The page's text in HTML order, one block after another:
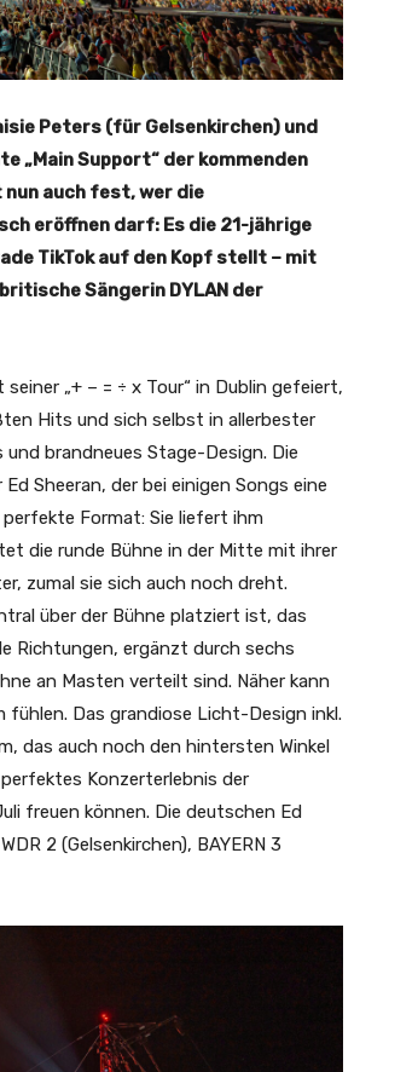
Peters (für Gelsenkirchen) und
„Main Support“ der kommenden
auch fest, wer die
eröffnen darf: Es die 21-jährige
TikTok auf den Kopf stellt – mit
Sängerin DYLAN der
„+ – = ÷ x Tour“ in Dublin gefeiert,
Hits und sich selbst in allerbester
brandneues Stage-Design. Die
Sheeran, der bei einigen Songs eine
Format: Sie liefert ihm
die runde Bühne in der Mitte mit ihrer
zumal sie sich auch noch dreht.
über der Bühne platziert ist, das
Richtungen, ergänzt durch sechs
an Masten verteilt sind. Näher kann
Das grandiose Licht-Design inkl.
das auch noch den hintersten Winkel
Konzerterlebnis der
freuen können. Die deutschen Ed
2 (Gelsenkirchen), BAYERN 3